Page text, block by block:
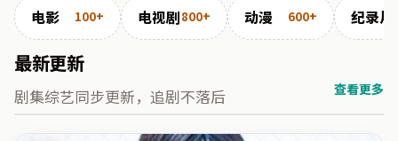
电影 100+ 电视剧800+ 动漫 600+ 纪录片
最新更新
剧集综艺同步更新，追剧不落后 查看更多